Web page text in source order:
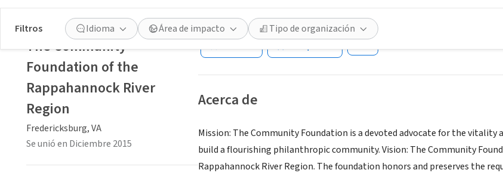
palabra
clave
o
interés
Filtros Idioma Área de impacto Tipo de organización
Fredericksburg, VA|www.cfrrr.org
Guardar Compartir
Acerca de
Mission: The Community Foundation is a devoted advocate for the
build a flourishing philanthropic community. Vision: The Community
Rappahannock River Region. The foundation honors and preserves the
The Community
Foundation of the
Rappahannock River
Region
Fredericksburg, VA
Se unió en Diciembre 2015